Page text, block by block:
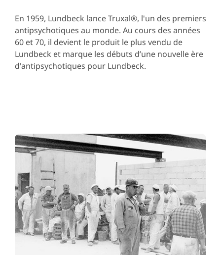
En 1959, Lundbeck lance Truxal®, l'un des premiers
antipsychotiques au monde. Au cours des années
60 et 70, il devient le produit le plus vendu de
Lundbeck et marque les débuts d’une nouvelle ère
d'antipsychotiques pour Lundbeck.